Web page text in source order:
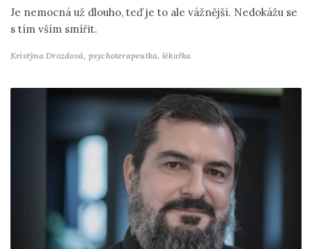
Je nemocná už dlouho, teď je to ale vážnější. Nedokážu se
s tím vším smířit.
Kristýna Drozdová, psychoterapeutka, lékařka